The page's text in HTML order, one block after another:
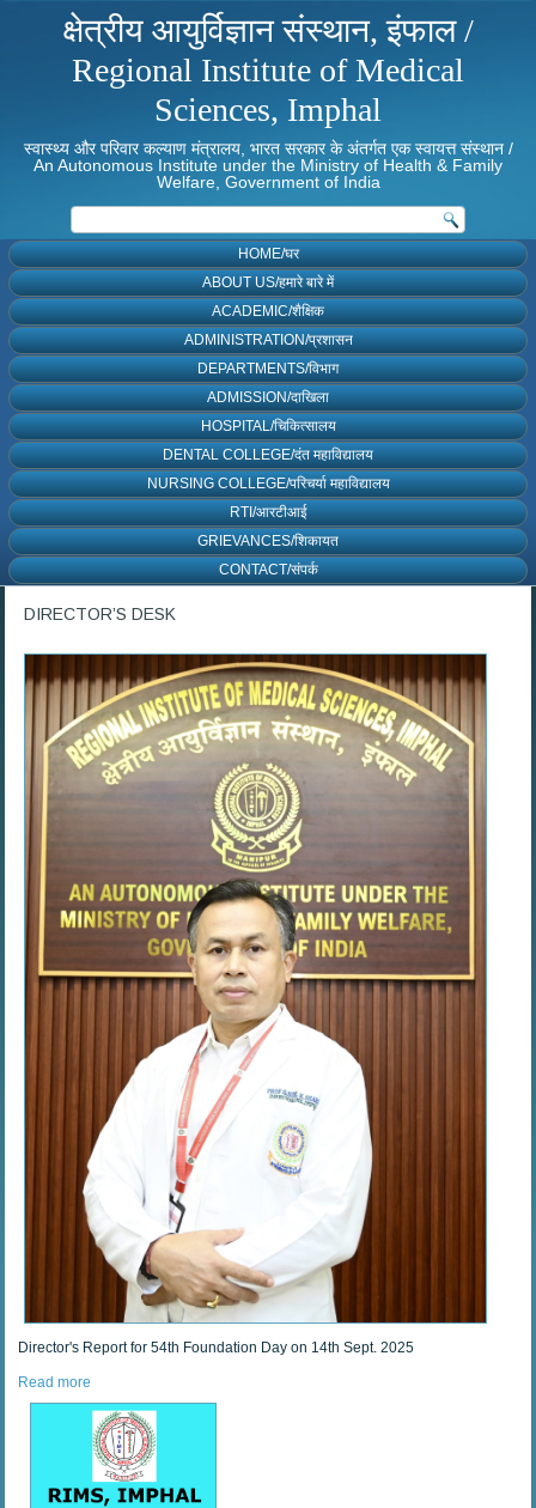
क्षेत्रीय आयुर्विज्ञान संस्थान, इंफाल /
Regional Institute of Medical
Sciences, Imphal
स्वास्थ्य और परिवार कल्याण मंत्रालय, भारत सरकार के अंतर्गत एक स्वायत्त संस्थान /
An Autonomous Institute under the Ministry of Health & Family
Welfare, Government of India
HOME/घर
ABOUT US/हमारे बारे में
ACADEMIC/शैक्षिक
ADMINISTRATION/प्रशासन
DEPARTMENTS/विभाग
ADMISSION/दाखिला
HOSPITAL/चिकित्सालय
DENTAL COLLEGE/दंत महाविद्यालय
NURSING COLLEGE/परिचर्या महाविद्यालय
RTI/आरटीआई
GRIEVANCES/शिकायत
CONTACT/संपर्क
DIRECTOR’S DESK
Director's Report for 54th Foundation Day on 14th Sept. 2025
Read more